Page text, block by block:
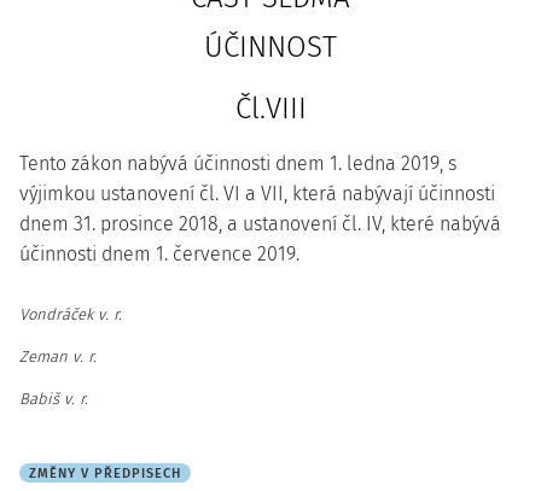
ÚČINNOST
Čl.VIII
Tento zákon nabývá účinnosti dnem 1. ledna 2019, s
výjimkou ustanovení čl. VI a VII, která nabývají účinnosti
dnem 31. prosince 2018, a ustanovení čl. IV, které nabývá
účinnosti dnem 1. července 2019.
Vondráček v. r.
Zeman v. r.
Babiš v. r.
ZMĚNY V PŘEDPISECH